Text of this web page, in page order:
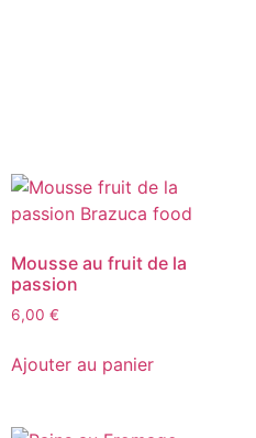
Mousse au fruit de la
passion
6,00 €
Ajouter au panier